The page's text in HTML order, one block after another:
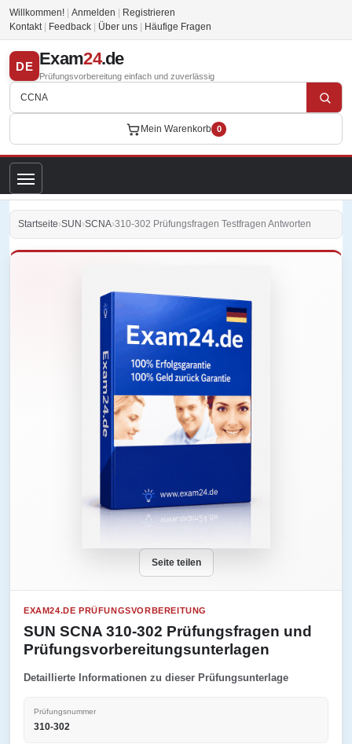
Willkommen! Anmelden
Registrieren
Kontakt
Feedback Über uns Häufige Fragen
DE Exam24.de
Prüfungsvorbereitung einfach und zuverlässig
Mein Warenkorb 0
Startseite›SUN ›SCNA›310-302 Prüfungsfragen Testfragen Antworten
Seite teilen
EXAM24.DE PRÜFUNGSVORBEREITUNG
SUN SCNA 310-302 Prüfungsfragen und
Prüfungsvorbereitungsunterlagen
Detaillierte Informationen zu dieser Prüfungsunterlage
Prüfungsnummer
310-302